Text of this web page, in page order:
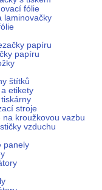
fólie
laminovačky
papíru
papíru
štítků
etikety
stroje
na kroužkovou vazbu
vzduchu
panely